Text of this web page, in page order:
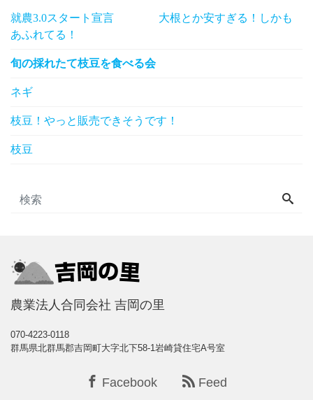
就農3.0スタート宣言 大根とか安すぎる！しかも
あふれてる！
旬の採れたて枝豆を食べる会
ネギ
枝豆！やっと販売できそうです！
枝豆
農業法人合同会社 吉岡の里
070-4223-0118
群馬県北群馬郡吉岡町大字北下58-1岩崎貸住宅A号室
Facebook Feed